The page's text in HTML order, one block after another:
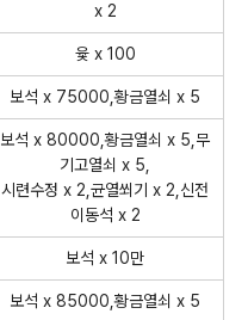
x 2
윷 x 100
보석 x 75000,황금열쇠 x 5
보석 x 80000,황금열쇠 x 5,무
기고열쇠 x 5,
시련수정 x 2,균열쐬기 x 2,신전
이동석 x 2
보석 x 10만
보석 x 85000,황금열쇠 x 5